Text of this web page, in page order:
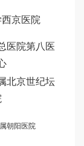
京医院
医院第八医
北京世纪坛
朝阳医院